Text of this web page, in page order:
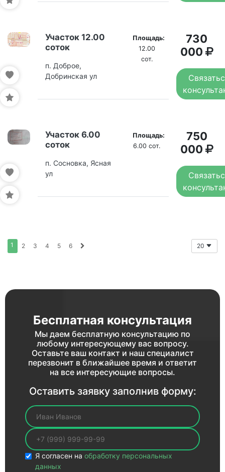
Участок 12.00
соток
п. Доброе,
Добринская ул
Площадь:
12.00
сот.
730
000
Участок 6.00
соток
п. Сосновка, Ясная
ул
Площадь:
6.00 сот.
750
000
1 2 3 4 5 6 20
Бесплатная консультация
Мы даем бесплатную консультацию по
любому интересующему вас вопросу.
Оставьте ваш контакт и наш специалист
перезвонит в ближайшее время и ответит
на все интересующие вопросы.
Оставить заявку заполнив форму:
Я согласен на обработку персональных
данных